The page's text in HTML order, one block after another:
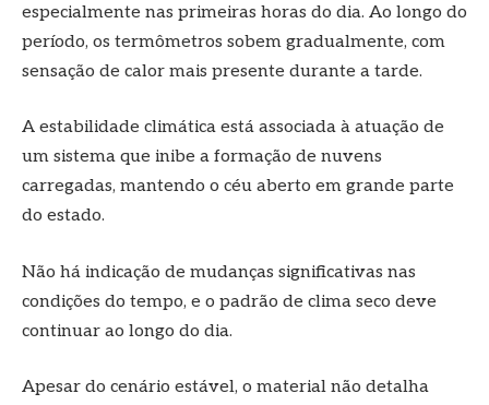
especialmente nas primeiras horas do dia. Ao longo do
período, os termômetros sobem gradualmente, com
sensação de calor mais presente durante a tarde.
A estabilidade climática está associada à atuação de
um sistema que inibe a formação de nuvens
carregadas, mantendo o céu aberto em grande parte
do estado.
Não há indicação de mudanças significativas nas
condições do tempo, e o padrão de clima seco deve
continuar ao longo do dia.
Apesar do cenário estável, o material não detalha